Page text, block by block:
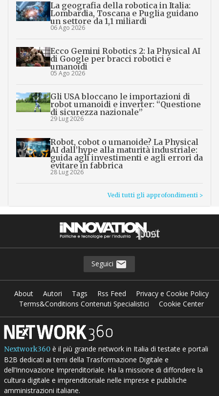
La geografia della robotica in Italia:
Lombardia, Toscana e Puglia guidano
un settore da 1,1 miliardi
06 Ago 2026
Ecco Gemini Robotics 2: la Physical AI
di Google per bracci robotici e
umanoidi
05 Ago 2026
Gli USA bloccano le importazioni di
robot umanoidi e inverter: “Questione
di sicurezza nazionale”
29 Lug 2026
Robot, cobot o umanoide? La Physical
AI dall’hype alla maturità industriale:
guida agli investimenti e agli errori da
evitare in fabbrica
28 Lug 2026
Vedi tutti gli approfondimenti >
Seguici
About Autori Tags Rss Feed
Privacy e Cookie Policy
Terms&Conditions Contenuti Specialistici
Cookie Center
Nextwork360è il più grande network in Italia di testate e portali
B2B dedicati ai temi della Trasformazione Digitale e
dell’Innovazione Imprenditoriale. Ha la missione di diffondere la
cultura digitale e imprenditoriale nelle imprese e pubbliche
amministrazioni italiane.